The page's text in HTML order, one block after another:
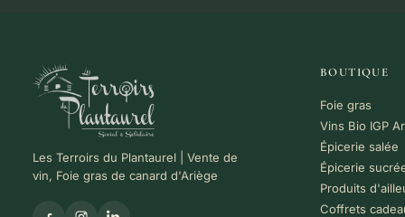
Les Terroirs du Plantaurel | Vente de
vin, Foie gras de canard d'Ariège
BOUTIQUE
Foie gras
Vins Bio IGP
Épicerie salée
Épicerie
Produits
Coffrets